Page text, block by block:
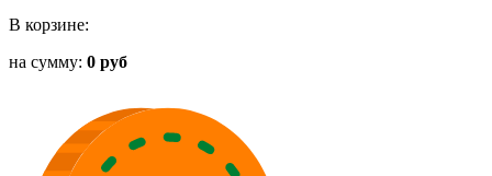
В корзине:
на сумму: 0 руб